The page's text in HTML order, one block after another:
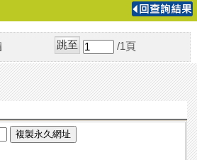
導
/1 頁
複製永久網址